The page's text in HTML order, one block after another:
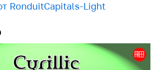
RonduitCapitals-Light